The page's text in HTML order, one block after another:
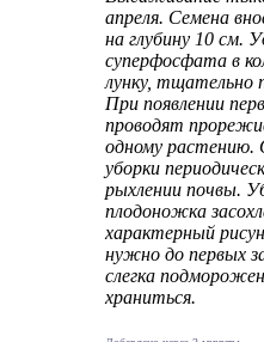
апреля. Семена
на глубину 10 см.
суперфосфата в
лунку, тщательно
При появлении
проводят
одному растению.
уборки
рыхлении почвы.
плодоножка
характерный
нужно до первых
слегка
храниться.